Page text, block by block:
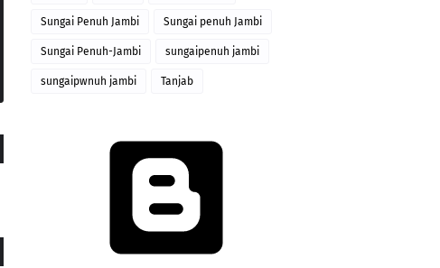
Sungai Penuh Jambi Sungai penuh Jambi
Sungai Penuh-Jambi sungaipenuh jambi
sungaipwnuh jambi Tanjab